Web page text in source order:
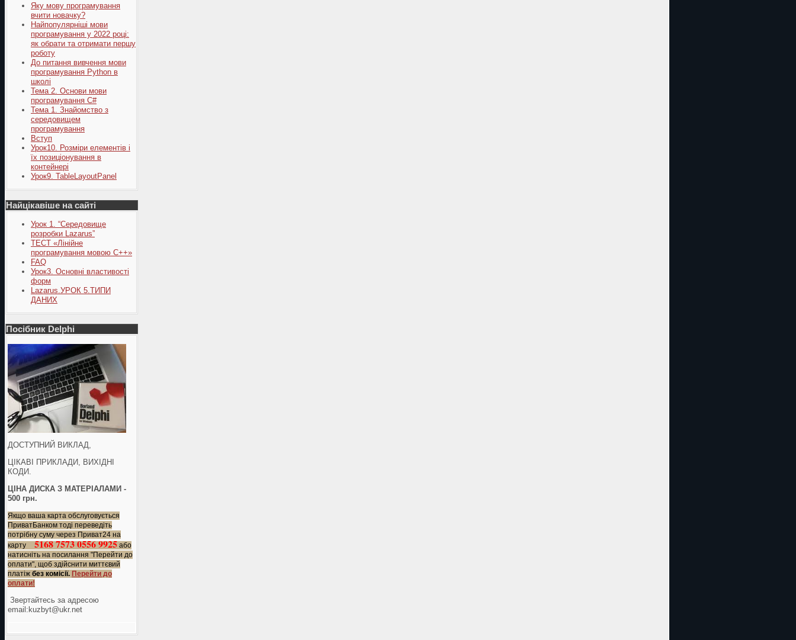
Яку мову програмування
вчити новачку?
Найпопулярніші мови
програмування у 2022 році:
як обрати та отримати першу
роботу
До питання вивчення мови
програмування Python в
школі
Тема 2. Основи мови
програмування C#
Тема 1. Знайомство з
середовищем
програмування
Вступ
Урок10. Розміри елементів і
їх позиціонування в
контейнері
Урок9. TableLayoutPanel
Найцікавіше на сайті
Урок 1. “Середовище
розробки Lazarus”
ТЕСТ «Лінійне
програмування мовою С++»
FAQ
Урок3. Основні властивості
форм
Lazarus.УРОК 5.ТИПИ
ДАНИХ
Посібник Delphi
ДОСТУПНИЙ ВИКЛАД,
ЦІКАВІ ПРИКЛАДИ, ВИХІДНІ
КОДИ.
ЦІНА ДИСКА З МАТЕРІАЛАМИ -
500 грн.
Якщо ваша карта обслуговується
ПриватБанком тоді переведіть
потрібну суму через Приват24 на
карту 5168 7573 0556 9925 або
натисніть на посилання "Перейти до
оплати", щоб здійснити миттєвий
платіж без комісії. Перейти до
оплати!
Звертайтесь за адресою
еmail:kuzbyt@ukr.net